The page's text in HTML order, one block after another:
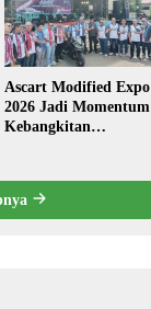
Fusion ASEAN 2026
Ascart Modified Expo
2026 Jadi Momentum
Kebangkitan